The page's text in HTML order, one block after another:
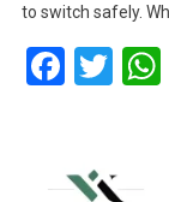
to switch safely.